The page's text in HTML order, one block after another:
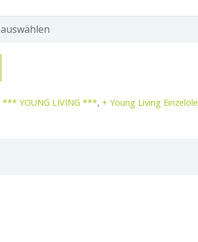
*** YOUNG LIVING ***, + Young Living Einzelöle